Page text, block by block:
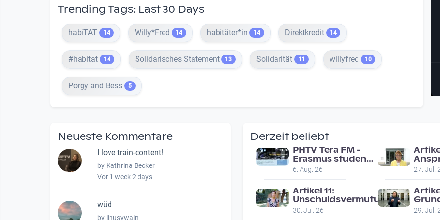
Trending Tags: Last 30 Days
habiTAT 14 Willy*Fred 14 habitäter*in 14 Direktkredit 14
#habitat 14 Solidarisches Statement 13 Solidarität 11 willyfred 10
Porgy and Bess 5
Neueste Kommentare
I love train-content!
by Kathrina Becker
Vor 1 week 2 days
wüd
by linusywain
Derzeit beliebt
PHTV Tera FM -
Erasmus students
in Linz ask people
on road for
recommendations
6. Aug. 26
faires
27. Jul.
Artikel 11:
Unschuldsvermutung
30. Jul. 26 29. Jul.